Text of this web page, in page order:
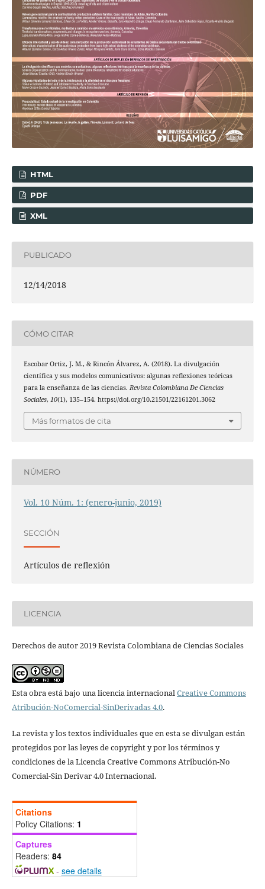
HTML
PDF
XML
PUBLICADO
12/14/2018
CÓMO CITAR
Escobar Ortiz, J. M., & Rincón Álvarez, A. (2018). La divulgación
científica y sus modelos comunicativos: algunas reflexiones teóricas
para la enseñanza de las ciencias. Revista Colombiana De Ciencias
Sociales, 10(1), 135–154. https://doi.org/10.21501/22161201.3062
Más formatos de cita
NÚMERO
Vol. 10 Núm. 1: (enero-junio, 2019)
SECCIÓN
Artículos de reflexión
LICENCIA
Derechos de autor 2019 Revista Colombiana de Ciencias Sociales
Esta obra está bajo una licencia internacionalCreative Commons
Atribución-NoComercial-SinDerivadas 4.0.
La revista y los textos individuales que en esta se divulgan están
protegidos por las leyes de copyright y por los términos y
condiciones de la Licencia Creative Commons Atribución-No
Comercial-Sin Derivar 4.0 Internacional.
Citations
Policy Citations: 1
Captures
Readers: 84
- see details